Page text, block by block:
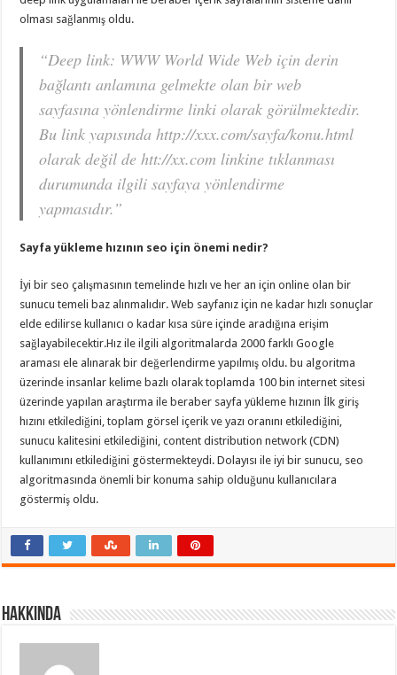
olması sağlanmış oldu.
“Deep link: WWW World Wide Web için derin
bağlantı anlamına gelmekte olan bir web
sayfasına yönlendirme linki olarak görülmektedir.
Bu link yapısında http://xxx.com/sayfa/konu.html
olarak değil de htt://xx.com linkine tıklanması
durumunda ilgili sayfaya yönlendirme
yapmasıdır.”
Sayfa yükleme hızının seo için önemi nedir?
İyi bir seo çalışmasının temelinde hızlı ve her an için online olan bir
sunucu temeli baz alınmalıdır. Web sayfanız için ne kadar hızlı sonuçlar
elde edilirse kullanıcı o kadar kısa süre içinde aradığına erişim
sağlayabilecektir.Hız ile ilgili algoritmalarda 2000 farklı Google
araması ele alınarak bir değerlendirme yapılmış oldu. bu algoritma
üzerinde insanlar kelime bazlı olarak toplamda 100 bin internet sitesi
üzerinde yapılan araştırma ile beraber sayfa yükleme hızının İlk giriş
hızını etkilediğini, toplam görsel içerik ve yazı oranını etkilediğini,
sunucu kalitesini etkilediğini, content distribution network (CDN)
kullanımını etkilediğini göstermekteydi. Dolayısı ile iyi bir sunucu, seo
algoritmasında önemli bir konuma sahip olduğunu kullanıcılara
göstermiş oldu.
Hakkında